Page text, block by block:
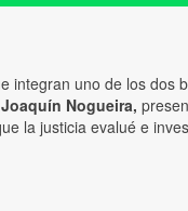
integran uno de los dos
Joaquín Nogueira,
la justicia evalué e